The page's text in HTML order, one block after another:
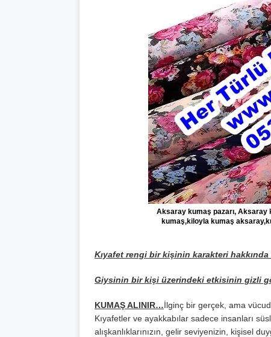
Aksaray kumaş pazarı, Aksaray
kumaş,kiloyla kumaş
Kıyafet rengi bir kişinin karakteri
Giysinin bir kişi üzerindeki etkisinin gizli
KUMAŞ ALINIR…İlginç bir gerçek, ama
Kıyafetler ve ayakkabılar sadece insanları
alışkanlıklarınızın, gelir seviyenizin, kişisel